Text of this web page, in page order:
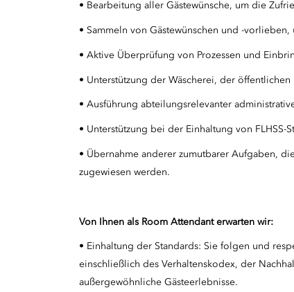
• Bearbeitung aller Gästewünsche, um die
• Sammeln von Gästewünschen und -
• Aktive Überprüfung von Prozessen und
• Unterstützung der Wäscherei, der
• Ausführung abteilungsrelevanter
• Unterstützung bei der Einhaltung von FLHSS-
• Übernahme anderer zumutbarer Aufgaben,
zugewiesen werden.
Von Ihnen als Room Attendant erwarten wir:
• Einhaltung der Standards: Sie folgen und
einschließlich des Verhaltenskodex, der
außergewöhnliche Gästeerlebnisse.